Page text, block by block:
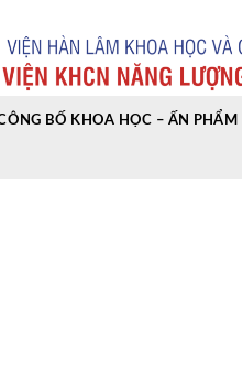
BỐ KHOA HỌC – ẤN PHẨM